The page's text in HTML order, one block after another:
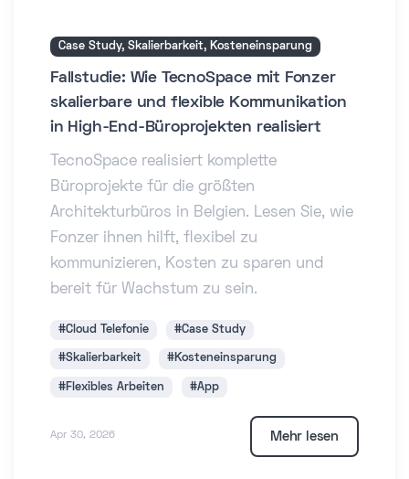
Case Study, Skalierbarkeit, Kosteneinsparung
Fallstudie: Wie TecnoSpace mit Fonzer
skalierbare und flexible Kommunikation
in High-End-Büroprojekten realisiert
TecnoSpace realisiert komplette
Büroprojekte für die größten
Architekturbüros in Belgien. Lesen Sie, wie
Fonzer ihnen hilft, flexibel zu
kommunizieren, Kosten zu sparen und
bereit für Wachstum zu sein.
#Cloud Telefonie #Case Study
#Skalierbarkeit #Kosteneinsparung
#Flexibles Arbeiten #App
Apr 30, 2026 Mehr lesen